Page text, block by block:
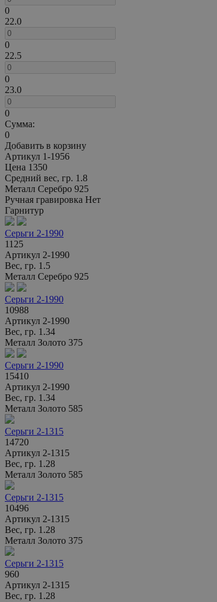
0
22.0
0
22.5
0
23.0
0
Сумма:
0
Добавить в корзину
Артикул 1-1956
Цена 1350
Средний вес, гр. 1.8
Металл Серебро 925
Ручная гравировка Нет
Гарнитур
Серьги 2-1990
1125
Артикул 2-1990
Вес, гр. 1.5
Металл Серебро 925
Серьги 2-1990
10988
Артикул 2-1990
Вес, гр. 1.34
Металл Золото 375
Серьги 2-1990
15410
Артикул 2-1990
Вес, гр. 1.34
Металл Золото 585
Серьги 2-1315
14720
Артикул 2-1315
Вес, гр. 1.28
Металл Золото 585
Серьги 2-1315
10496
Артикул 2-1315
Вес, гр. 1.28
Металл Золото 375
Серьги 2-1315
960
Артикул 2-1315
Вес, гр. 1.28